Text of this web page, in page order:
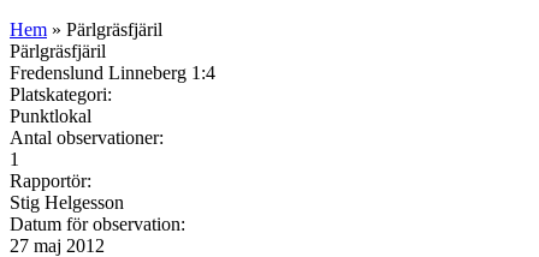
Hem » Pärlgräsfjäril
Pärlgräsfjäril
Fredenslund Linneberg 1:4
Platskategori:
Punktlokal
Antal observationer:
1
Rapportör:
Stig Helgesson
Datum för observation:
27 maj 2012